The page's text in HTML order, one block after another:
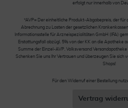
erfolgt nur innerhalb von
*AVP= Der einheitliche Produkt-Abgabepreis, der für
Abrechnung zu Lasten der gesetzlichen
Informationsstelle für Arzneispezialitäten GmbH (IFA)
Erstattungsfall abzügl. 5% von der KK an die Apotheke
Summe der Einzel-AVP. Volksversand
Schenken Sie uns Ihr Vertrauen und überzeugen Sie sich
Shops!
Für den Widerruf einer Bestellung
Vertrag